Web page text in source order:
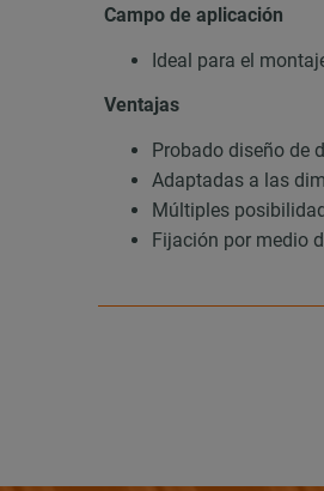
Campo de aplicación
Ideal para el
Ventajas
Probado diseño de
Adaptadas a las
Múltiples
Fijación por medio